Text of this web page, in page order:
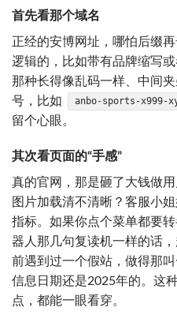
首先看那个域名
正经的安博网址，哪怕后缀
逻辑的，比如带有品牌缩写
那种长得像乱码一样、中间
号，比如
anbo-sports-x999-
留个心眼。
其次看页面的“手感”
真的官网，那是砸了大钱做
图片加载清不清晰？客服小
指标。如果你点个菜单都要
器人那几句复读机一样的话
前遇到过一个假站，做得那
信息日期还是2025年的。这
点，都能一眼看穿。